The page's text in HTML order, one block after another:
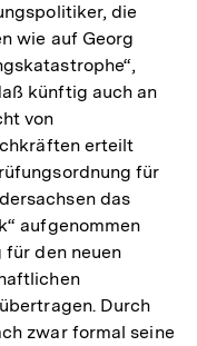
die
wie auf Georg
künftig auch an
von
erteilt
für
das
aufgenommen
den neuen
Durch
zwar formal seine